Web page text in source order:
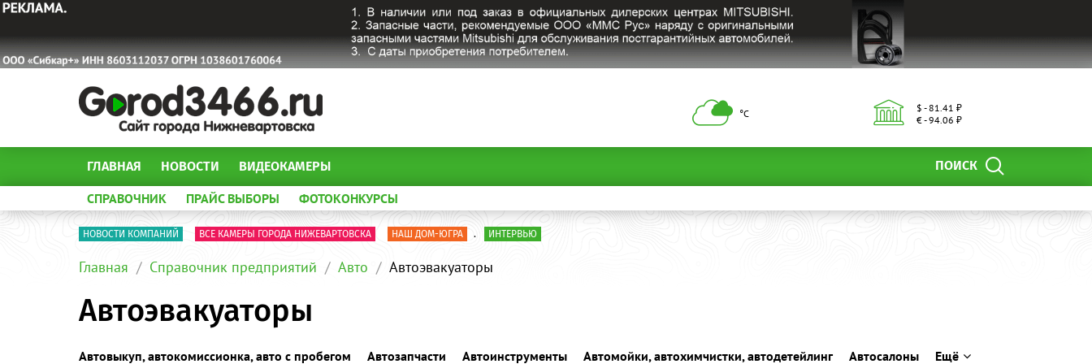
°С
$ - 81.41 ₽
€ - 94.06 ₽
ПОИСК
ГЛАВНАЯ НОВОСТИ ВИДЕОКАМЕРЫ
СПРАВОЧНИК ПРАЙС ВЫБОРЫ ФОТОКОНКУРСЫ
НОВОСТИ КОМПАНИЙ ВСЕ КАМЕРЫ ГОРОДА НИЖЕВАРТОВСКА НАШ ДОМ-ЮГРА . ИНТЕРВЬЮ
Главная Справочник предприятий Авто Автоэвакуаторы
Автоэвакуаторы
Автовыкуп, автокомиссионка, авто с пробегом Автозапчасти Автоинструменты Автомойки, автохимчистки, автодетейлинг Автосалоны Ещё